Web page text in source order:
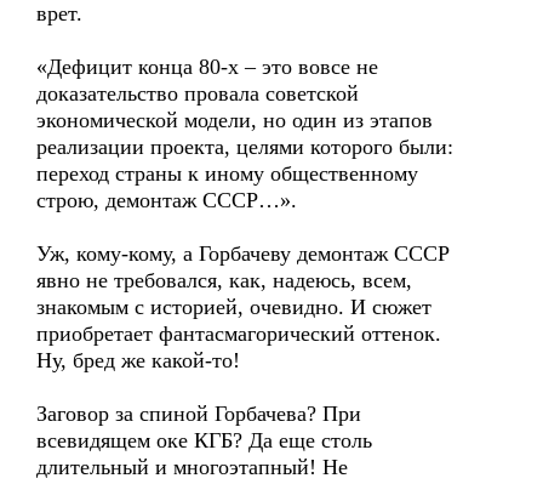
врет.
«Дефицит конца 80-х – это вовсе не
доказательство провала советской
экономической модели, но один из этапов
реализации проекта, целями которого были:
переход страны к иному общественному
строю, демонтаж СССР…».
Уж, кому-кому, а Горбачеву демонтаж СССР
явно не требовался, как, надеюсь, всем,
знакомым с историей, очевидно. И сюжет
приобретает фантасмагорический оттенок.
Ну, бред же какой-то!
Заговор за спиной Горбачева? При
всевидящем оке КГБ? Да еще столь
длительный и многоэтапный! Не